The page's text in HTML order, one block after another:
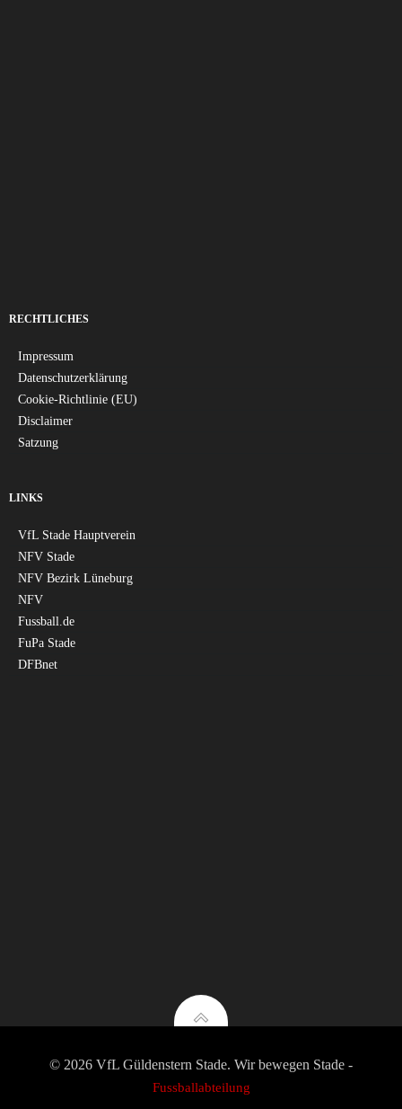
RECHTLICHES
Impressum
Datenschutzerklärung
Cookie-Richtlinie (EU)
Disclaimer
Satzung
LINKS
VfL Stade Hauptverein
NFV Stade
NFV Bezirk Lüneburg
NFV
Fussball.de
FuPa Stade
DFBnet
© 2026 VfL Güldenstern Stade. Wir bewegen Stade -
Fussballabteilung